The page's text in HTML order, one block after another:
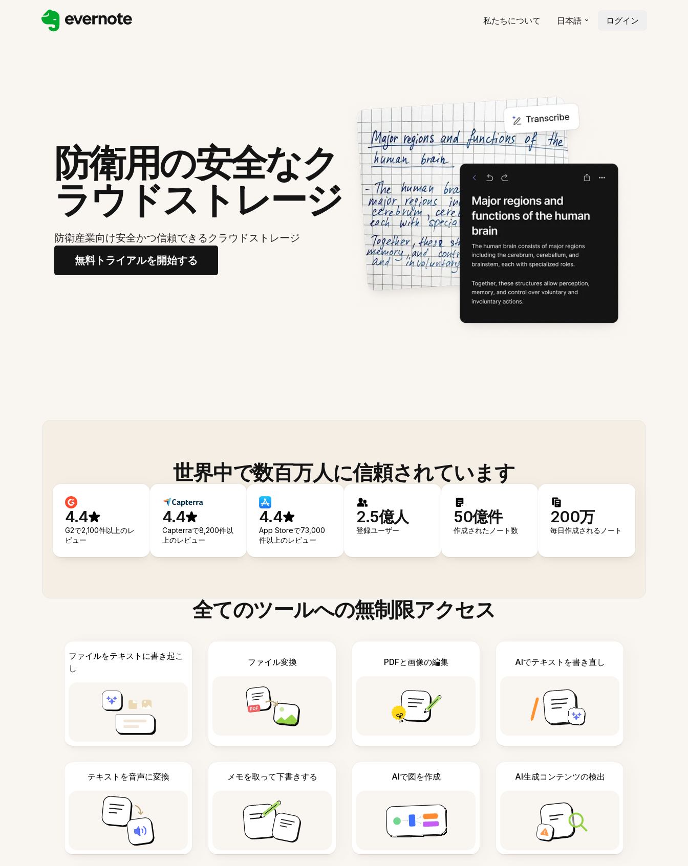
私たちについて 日本語 ログイン
防衛用の安全なク
ラウドストレージ
防衛産業向け安全かつ信頼できるクラウドストレージ
無料トライアルを開始する
世界中で数百万人に信頼されています
4.4
G2で2,100件以上のレ
ビュー
4.4
Capterraで8,200件以
上のレビュー
4.4
App Storeで73,000
件以上のレビュー
2.5億人
登録ユーザー
50億件
作成されたノート数
200万
毎日作成されるノート
全てのツールへの無制限アクセス
ファイルをテキストに書き起こ
し
ファイル変換 PDFと画像の編集 AIでテキストを書き直し
テキストを音声に変換 メモを取って下書きする AIで図を作成 AI生成コンテンツの検出